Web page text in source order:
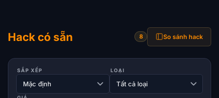
Hack có sẵn 8 So sánh hack
SẮP XẾP LOẠI